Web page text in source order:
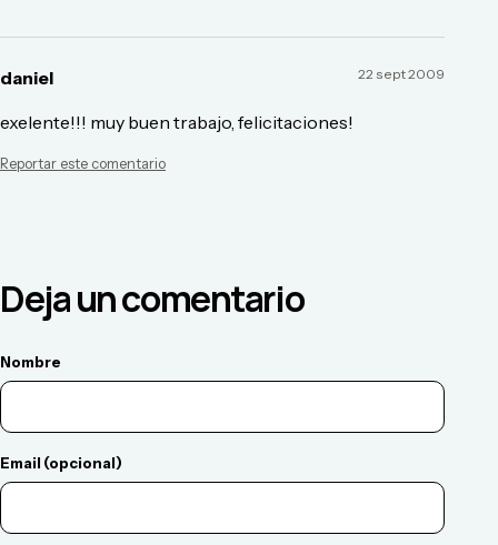
daniel 22 sept 2009
exelente!!! muy buen trabajo, felicitaciones!
Reportar este comentario
Deja un comentario
Nombre
Email (opcional)